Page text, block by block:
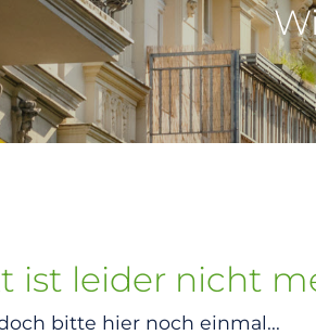
ist leider nicht
bitte hier noch einmal...